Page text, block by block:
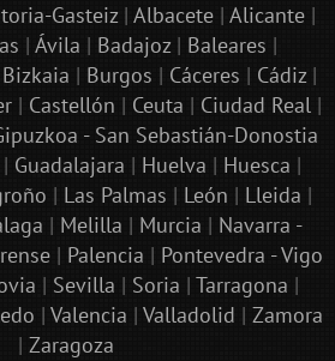
Gasteiz| Albacete| Alicante|
| Ávila | Badajoz| Baleares |
| Burgos | Cáceres | Cádiz|
| Castellón | Ceuta | Ciudad Real|
- San Sebastián-Donostia
| Guadalajara | Huelva | Huesca |
| Las Palmas | León | Lleida |
| Melilla | Murcia | Navarra -
| Palencia | Pontevedra - Vigo
| Sevilla | Soria | Tarragona |
| Valencia | Valladolid | Zamora
| Zaragoza